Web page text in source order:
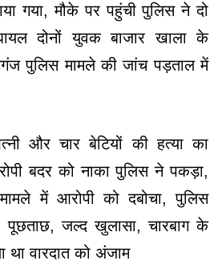
गया, मौके पर पहुंची पुलिस ने दो
दोनों युवक बाजार खाला के
पुलिस मामले की जांच पड़ताल में
और चार बेटियों की हत्या का
बदर को नाका पुलिस ने पकड़ा,
में आरोपी को दबोचा, पुलिस
जल्द खुलासा, चारबाग के
था वारदात को अंजाम